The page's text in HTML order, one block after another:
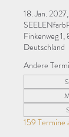
18. Jan.
Finkenweg
Deutschland
Andere
159 Termine